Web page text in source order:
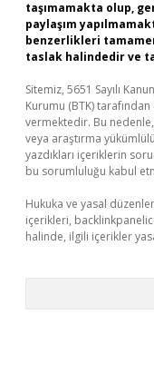
taşımamakta olup,
paylaşım
benzerlikleri
taslak halindedir ve
Sitemiz, 5651 Sayılı
Kurumu (BTK)
vermektedir. Bu
veya araştırma
yazdıkları içeriklerin
bu sorumluluğu kabul
Hukuka ve yasal
içerikleri,
halinde, ilgili içerikler